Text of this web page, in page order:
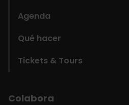
Agenda
Qué hacer
Tickets & Tours
Colabora